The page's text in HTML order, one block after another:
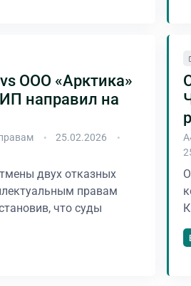
ООО «Арктика»
направил на
25.02.2026
двух отказных
правам
что суды